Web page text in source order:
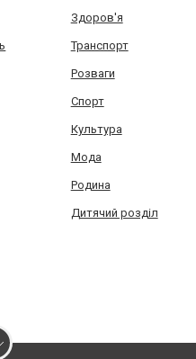
Здоров'я
Транспорт
Розваги
Спорт
Культура
Мода
Родина
Дитячий розділ